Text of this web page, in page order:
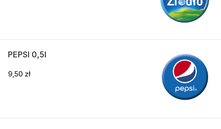
PEPSI 0,5l
9,50 zł